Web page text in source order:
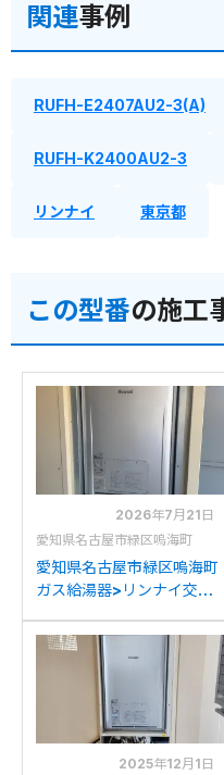
関連事例
RUFH-E2407AU2-3(A)
RUFH-K2400AU2-3
リンナイ 東京都
この型番の施工
2026年7月21日
愛知県名古屋市緑区嗚海町
愛知県名古屋市緑区嗚海町
ガス給湯器>リンナイ交換
RUFH-E2403AU2-3(A)か
らリンナイRUFH-
E2407AU2-3(A)への交換
2025年12月1日